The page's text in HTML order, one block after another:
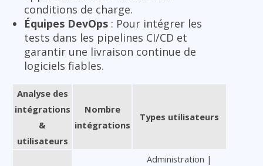
conditions de charge.
Équipes DevOps : Pour intégrer les
tests dans les pipelines CI/CD et
garantir une livraison continue de
logiciels fiables.
Analyse des
intégrations
&
utilisateurs
Nombre
intégrations
Types utilisateurs
Administration |